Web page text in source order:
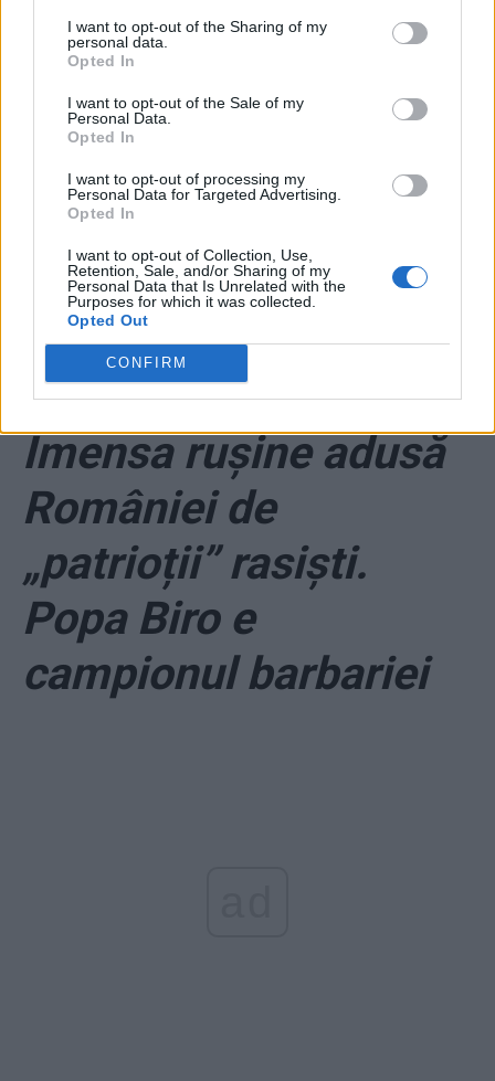
I want to opt-out of the Sharing of my
personal data.
Opted In
I want to opt-out of the Sale of my
Personal Data.
Opted In
I want to opt-out of processing my
Personal Data for Targeted Advertising.
Opted In
I want to opt-out of Collection, Use,
Retention, Sale, and/or Sharing of my
Personal Data that Is Unrelated with the
Purposes for which it was collected.
Opted Out
CONFIRM
apropie de 50%!
Ascensiune şi pentru
USR-PLUS. Partidele
lui Ponta şi Tăriceanu
se duc la vale
*„Cazul Ditrău” pe
înțelesul tuturor.
Imensa rușine adusă
României de
„patrioții” rasiști.
Popa Biro e
campionul barbariei